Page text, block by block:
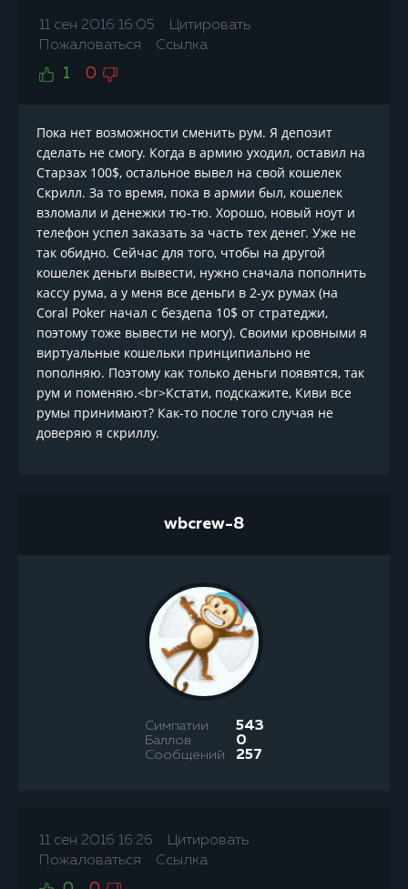
11 сен 2016 16:05
Цитировать
Пожаловаться
Ссылка
1 0
Пока нет возможности сменить рум. Я депозит
сделать не смогу. Когда в армию уходил, оставил на
Старзах 100$, остальное вывел на свой кошелек
Скрилл. За то время, пока в армии был, кошелек
взломали и денежки тю-тю. Хорошо, новый ноут и
телефон успел заказать за часть тех денег. Уже не
так обидно. Сейчас для того, чтобы на другой
кошелек деньги вывести, нужно сначала пополнить
кассу рума, а у меня все деньги в 2-ух румах (на
Coral Poker начал с бездепа 10$ от стратеджи,
поэтому тоже вывести не могу). Своими кровными я
виртуальные кошельки принципиально не
пополняю. Поэтому как только деньги появятся, так
рум и поменяю.<br>Кстати, подскажите, Киви все
румы принимают? Как-то после того случая не
доверяю я скриллу.
wbcrew-8
Симпатии 543
Баллов 0
Сообщений 257
11 сен 2016 16:26
Цитировать
Пожаловаться
Ссылка